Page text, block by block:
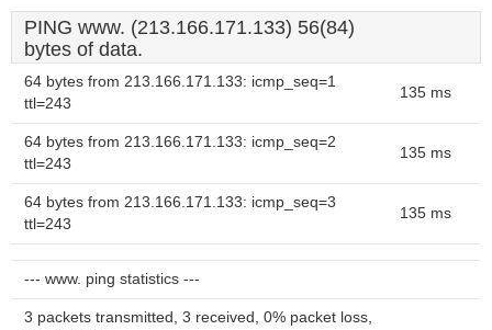
PING www. (213.166.171.133) 56(84)
bytes of data.
64 bytes from 213.166.171.133: icmp_seq=1
ttl=243
135 ms
64 bytes from 213.166.171.133: icmp_seq=2
ttl=243
135 ms
64 bytes from 213.166.171.133: icmp_seq=3
ttl=243
135 ms
--- www. ping statistics ---
3 packets transmitted, 3 received, 0% packet loss,